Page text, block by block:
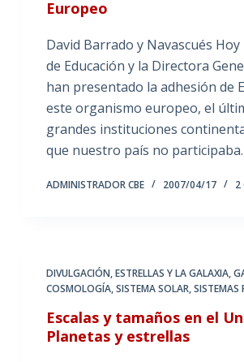
Europeo
David Barrado y Navascués
de Educación y la Directora
han presentado la adhesión de
este organismo europeo, el
grandes instituciones
que nuestro país no participaba.
ADMINISTRADOR CBE 2007/04/17 2
DIVULGACIÓN,ESTRELLAS Y LA GALAXIA,
COSMOLOGÍA,SISTEMA SOLAR,SISTEMAS
Escalas y tamaños en el
Planetas y estrellas